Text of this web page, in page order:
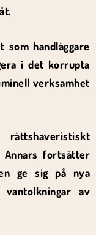
handläggare
i det korrupta
verksamhet
Annars fortsätter
ge sig på nya
av